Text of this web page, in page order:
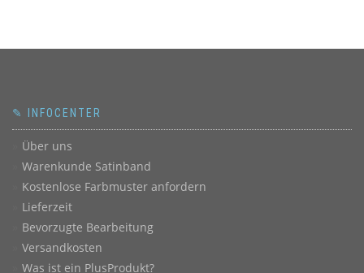
✎ INFOCENTER
Über uns
Warenkunde Satinband
Kostenlose Farbmuster anfordern
Lieferzeit
Bevorzugte Bearbeitung
Versandkosten
Was ist ein PlusProdukt?